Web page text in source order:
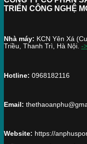
TRIỂN CÔNG NGHỆ
Nhà máy: KCN Yên Xá
Triều, Thanh Trì, Hà Nội. -
Hotline: 0968182116
Email:
Website: https://